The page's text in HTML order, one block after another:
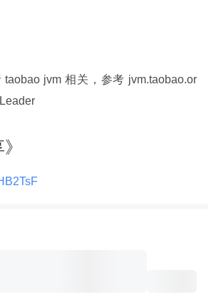
jvm 相关，参考 jvm.taobao.or